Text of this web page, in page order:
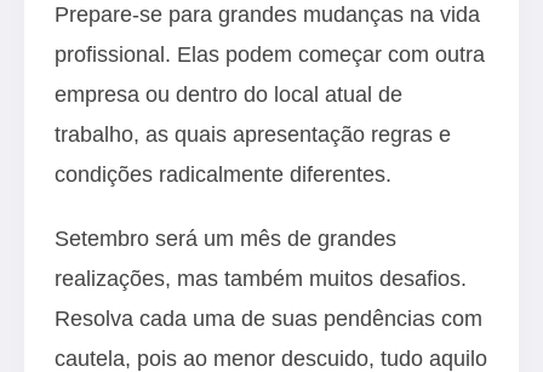
Prepare-se para grandes mudanças na vida
profissional. Elas podem começar com outra
empresa ou dentro do local atual de
trabalho, as quais apresentação regras e
condições radicalmente diferentes.
Setembro será um mês de grandes
realizações, mas também muitos desafios.
Resolva cada uma de suas pendências com
cautela, pois ao menor descuido, tudo aquilo